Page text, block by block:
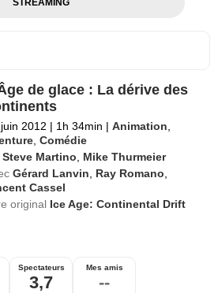
STREAMING
de glace : La dérive des
2012 | 1h 34min | Animation
,Comédie
Steve Martino
Mike Thurmeier
Gérard Lanvin Ray Romano
Cassel
original Ice Age: Continental Drift
Spectateurs
3,7
Mes amis
--